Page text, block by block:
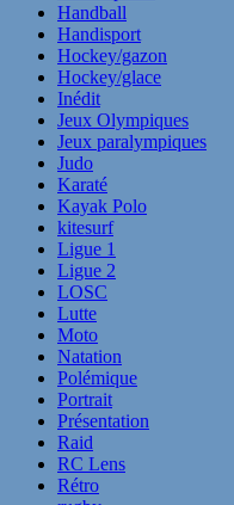
Handball
Handisport
Hockey/gazon
Hockey/glace
Inédit
Jeux Olympiques
Jeux paralympiques
Judo
Karaté
Kayak Polo
kitesurf
Ligue 1
Ligue 2
LOSC
Lutte
Moto
Natation
Polémique
Portrait
Présentation
Raid
RC Lens
Rétro